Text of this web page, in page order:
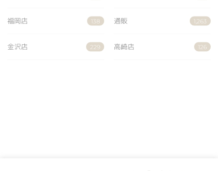
福岡店 138 通販 1,263
金沢店 229 高崎店 126